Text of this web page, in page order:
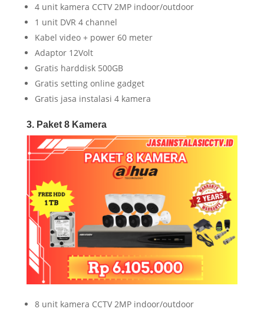
4 unit kamera CCTV 2MP indoor/outdoor
1 unit DVR 4 channel
Kabel video + power 60 meter
Adaptor 12Volt
Gratis harddisk 500GB
Gratis setting online gadget
Gratis jasa instalasi 4 kamera
3. Paket 8 Kamera
8 unit kamera CCTV 2MP indoor/outdoor